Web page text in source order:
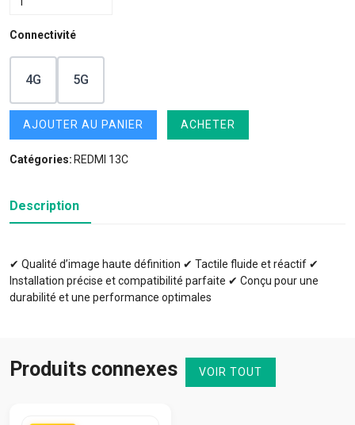
Connectivité
4G 5G
AJOUTER AU PANIER ACHETER
Catégories: REDMI 13C
Description
✔ Qualité d’image haute définition ✔ Tactile fluide et réactif ✔
Installation précise et compatibilité parfaite ✔ Conçu pour une
durabilité et une performance optimales
Produits connexes VOIR TOUT